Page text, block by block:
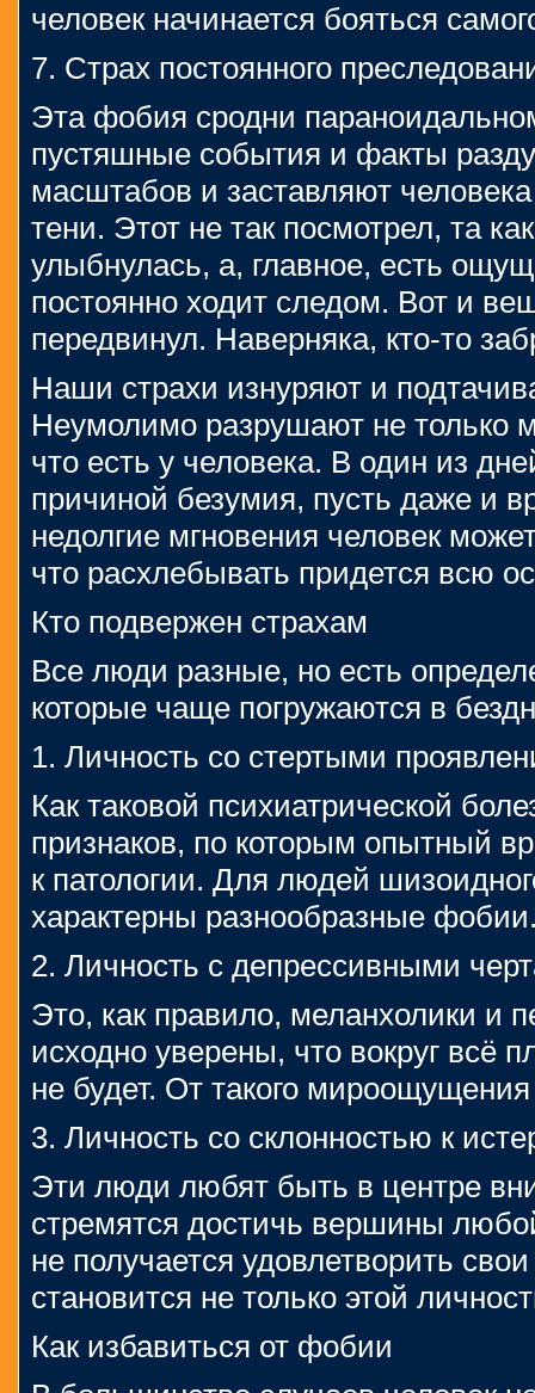
человек начинается бояться
7. Страх постоянного
Эта фобия сродни
пустяшные события и факты
масштабов и заставляют человека
тени. Этот не так посмотрел, та
улыбнулась, а, главное, есть
постоянно ходит следом. Вот и
передвинул. Наверняка, кто-то
Наши страхи изнуряют и
Неумолимо разрушают не только
что есть у человека. В один из
причиной безумия, пусть даже и
недолгие мгновения человек
что расхлебывать придется всю
Кто подвержен страхам
Все люди разные, но есть
которые чаще погружаются в
1. Личность со стертыми
Как таковой психиатрической
признаков, по которым опытный
к патологии. Для людей
характерны разнообразные
2. Личность с депрессивными
Это, как правило, меланхолики и
исходно уверены, что вокруг всё
не будет. От такого
3. Личность со склонностью к
Эти люди любят быть в центре
стремятся достичь вершины
не получается удовлетворить
становится не только этой
Как избавиться от фобии